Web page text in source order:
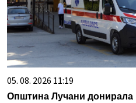
05. 08. 2026 11:19
Општина Лучани донирала